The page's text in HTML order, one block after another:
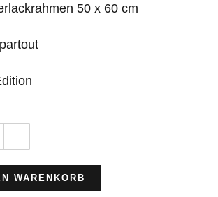
50 x 60 cm
WARENKORB